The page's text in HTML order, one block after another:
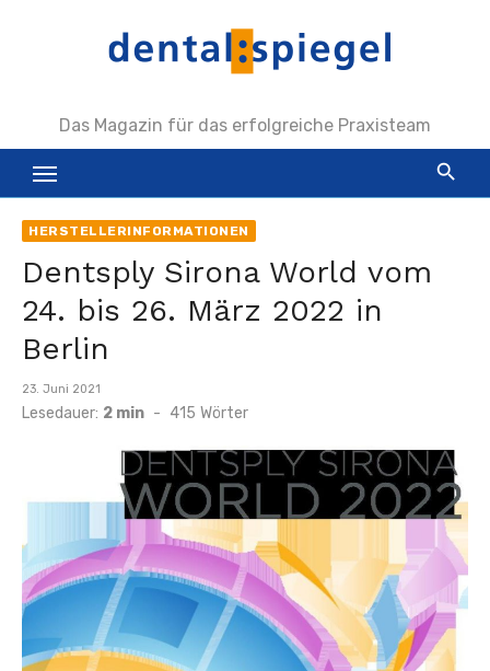
Das Magazin für das erfolgreiche Praxisteam
HERSTELLERINFORMATIONEN
Dentsply Sirona World vom
24. bis 26. März 2022 in
Berlin
Veröffentlicht
am
23. Juni 2021
Lesedauer: 2 min - 415 Wörter